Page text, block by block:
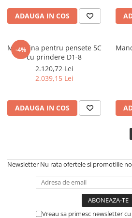
ADAUGA IN COS
-4%
Mandrina pentru pensete 5C
cu prindere D1-8
2.120,72 Lei
2.039,15 Lei
ADAUGA IN COS
Newsletter Nu rata ofertele si promotiile
Vreau sa primesc newsletter